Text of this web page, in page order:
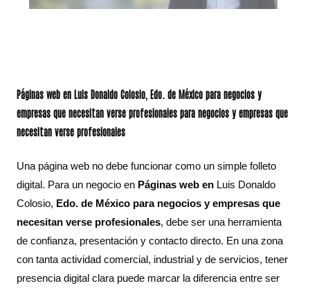
Páginas web en Luis Donaldo Colosio, Edo. de México para negocios y
empresas que necesitan verse profesionales para negocios y empresas que
necesitan verse profesionales
Una página web no debe funcionar como un simple folleto
digital. Para un negocio en Páginas web en Luis Donaldo
Colosio, Edo. de México para negocios y empresas que
necesitan verse profesionales, debe ser una herramienta
de confianza, presentación y contacto directo. En una zona
con tanta actividad comercial, industrial y de servicios, tener
presencia digital clara puede marcar la diferencia entre ser